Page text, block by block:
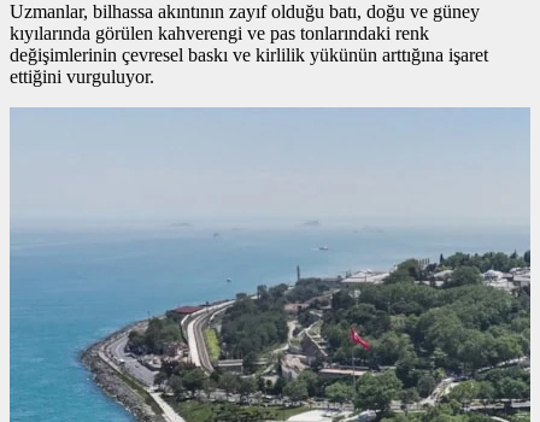
Uzmanlar, bilhassa akıntının zayıf olduğu batı, doğu ve güney
kıyılarında görülen kahverengi ve pas tonlarındaki renk
değişimlerinin çevresel baskı ve kirlilik yükünün arttığına işaret
ettiğini vurguluyor.